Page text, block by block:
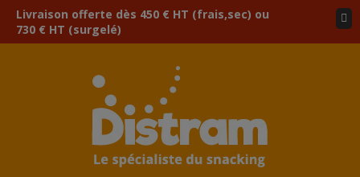
Livraison offerte dès 450 € HT (frais,sec) ou
730 € HT (surgelé)